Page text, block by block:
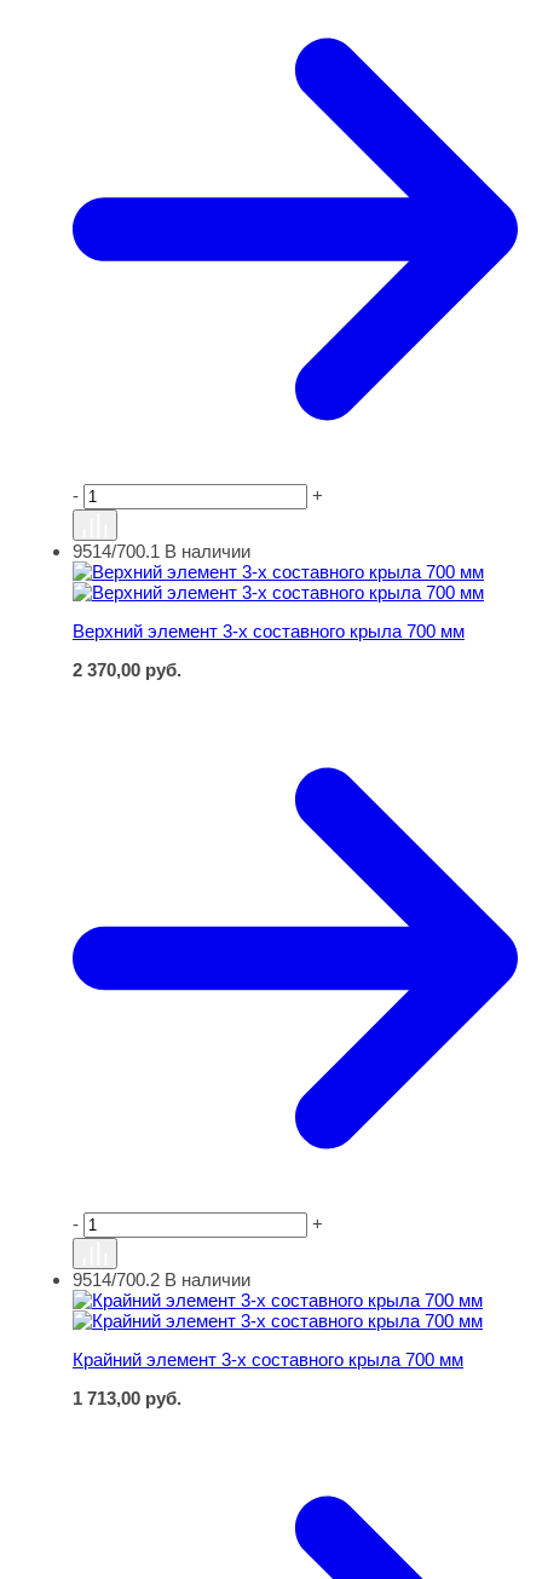
- +
Верхний элемент 3-х составного крыла 700 мм
9514/700.1 В наличии
Верхний элемент 3-х составного крыла 700 мм
2 370,00 руб.
- +
Крайний элемент 3-х составного крыла 700 мм
9514/700.2 В наличии
Крайний элемент 3-х составного крыла 700 мм
1 713,00 руб.